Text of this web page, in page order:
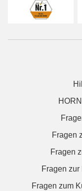
Fragen
Fragen
Fragen
Fragen zum